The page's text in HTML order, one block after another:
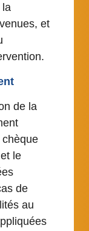
et
de la
le
de
au